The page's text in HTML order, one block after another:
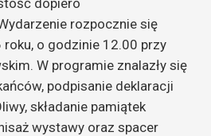
rozpocznie się
o godzinie 12.00 przy
W programie znalazły się
podpisanie deklaracji
składanie pamiątek
wystawy oraz spacer